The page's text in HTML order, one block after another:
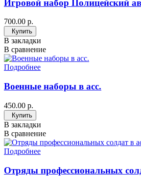
Игровой набор Полицейский
700.00 р.
Купить
В закладки
В сравнение
Подробнее
Военные наборы в асс.
450.00 р.
Купить
В закладки
В сравнение
Подробнее
Отряды профессиональных